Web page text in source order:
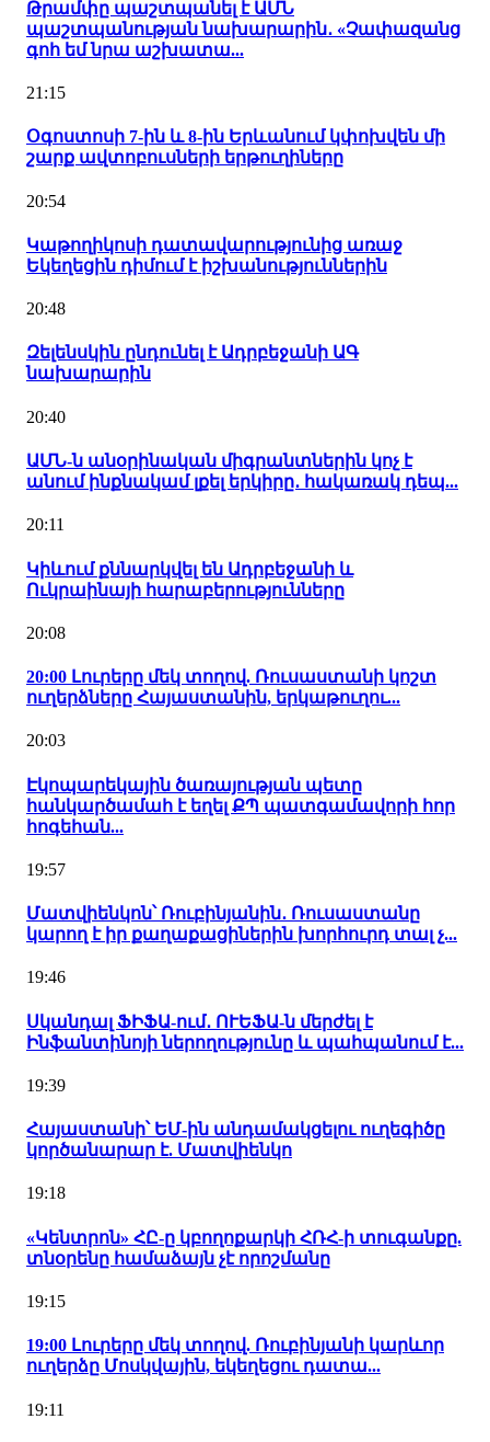
Թրամփը պաշտպանել է ԱՄՆ
պաշտպանության նախարարին․ «Չափազանց
գոհ եմ նրա աշխատա...
21:15
Օգոստոսի 7-ին և 8-ին Երևանում կփոխվեն մի
շարք ավտոբուսների երթուղիները
20:54
Կաթողիկոսի դատավարությունից առաջ
Եկեղեցին դիմում է իշխանություններին
20:48
Զելենսկին ընդունել է Ադրբեջանի ԱԳ
նախարարին
20:40
ԱՄՆ-ն անօրինական միգրանտներին կոչ է
անում ինքնակամ լքել երկիրը․ հակառակ դեպ...
20:11
Կիևում քննարկվել են Ադրբեջանի և
Ուկրաինայի հարաբերությունները
20:08
20:00 Լուրերը մեկ տողով. Ռուսաստանի կոշտ
ուղերձները Հայաստանին, երկաթուղու...
20:03
Էկոպարեկային ծառայության պետը
հանկարծամահ է եղել ՔՊ պատգամավորի հոր
հոգեհան...
19:57
Մատվիենկոն՝ Ռուբինյանին․ Ռուսաստանը
կարող է իր քաղաքացիներին խորհուրդ տալ չ...
19:46
Սկանդալ ՖԻՖԱ-ում․ ՈՒԵՖԱ-ն մերժել է
Ինֆանտինոյի ներողությունը և պահպանում է...
19:39
Հայաստանի՝ ԵՄ-ին անդամակցելու ուղեգիծը
կործանարար է. Մատվիենկո
19:18
«Կենտրոն» ՀԸ-ը կբողոքարկի ՀՌՀ-ի տուգանքը.
տնօրենը համաձայն չէ որոշմանը
19:15
19:00 Լուրերը մեկ տողով. Ռուբինյանի կարևոր
ուղերձը Մոսկվային, եկեղեցու դատա...
19:11